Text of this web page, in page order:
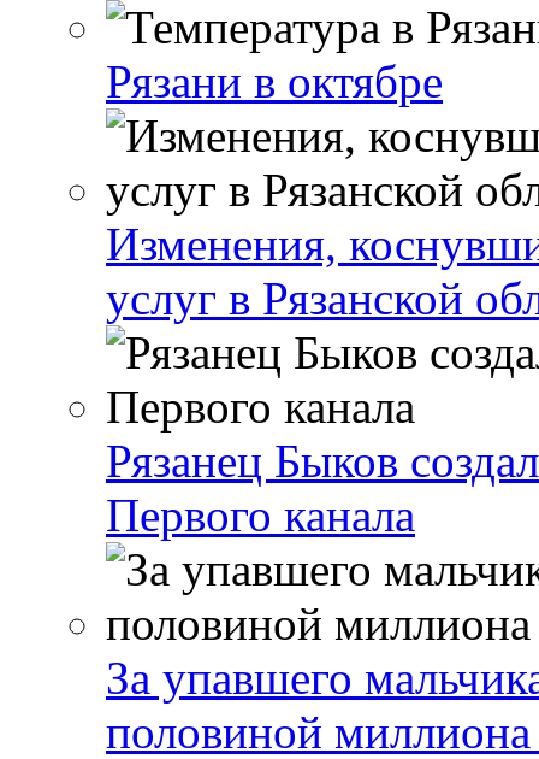
Рязани в октябре
Изменения,
услуг в Рязанской
Рязанец Быков
Первого канала
За упавшего
половиной миллиона